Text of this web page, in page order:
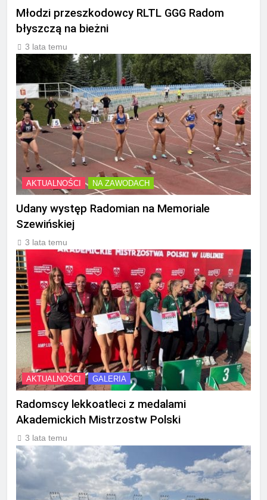
Młodzi przeszkodowcy RLTL GGG Radom
błyszczą na bieżni
3 lata temu
AKTUALNOŚCI NA ZAWODACH
Udany występ Radomian na Memoriale
Szewińskiej
3 lata temu
AKTUALNOŚCI GALERIA
Radomscy lekkoatleci z medalami
Akademickich Mistrzostw Polski
3 lata temu